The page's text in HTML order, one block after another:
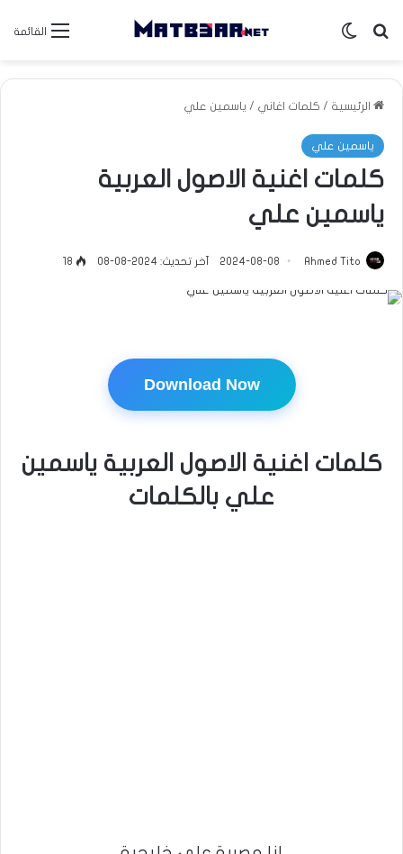
القائمة بحث عنالوضع المظلم
الرئيسية / كلمات اغاني / ياسمين علي
ياسمين علي
كلمات اغنية الاصول العربية
ياسمين علي
Ahmed Tito
2024-08-08 آخر تحديث: 2024-08-08 18
Download Now
كلمات اغنية الاصول العربية ياسمين
علي بالكلمات